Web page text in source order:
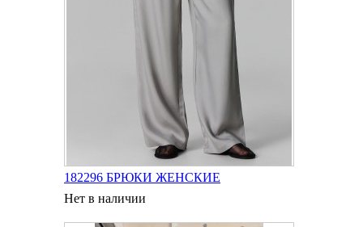
182296 БРЮКИ ЖЕНСКИЕ
Нет в наличии